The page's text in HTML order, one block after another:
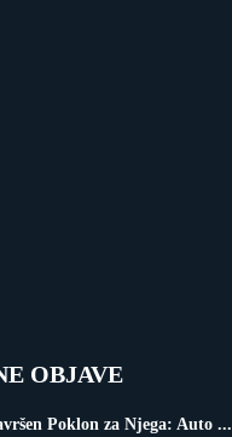
OBJAVE
Poklon za Njega: Auto ...